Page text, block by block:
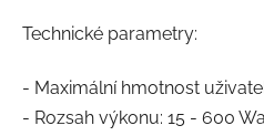
Technické parametry:
- Maximální hmotnost
- Rozsah výkonu: 15 - 600